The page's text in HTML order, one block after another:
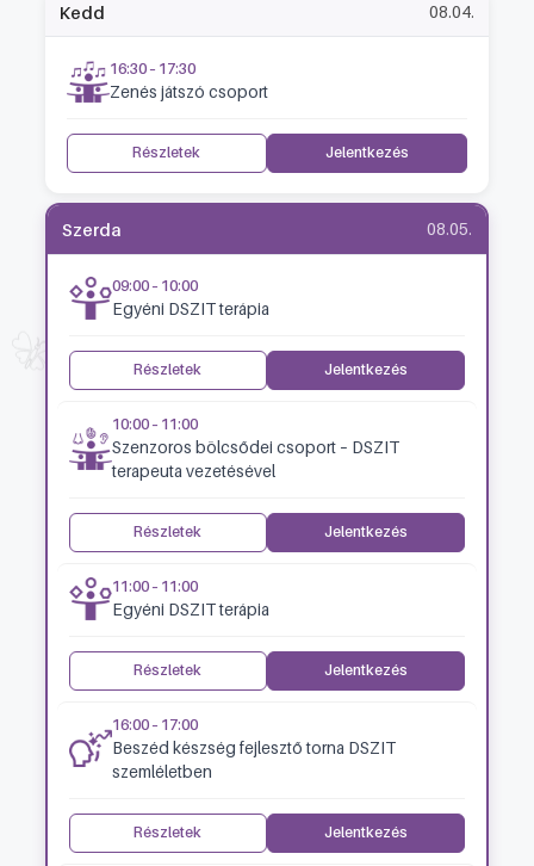
Kedd 08.04.
16:30 – 17:30
Zenés játszó csoport
Részletek Jelentkezés
Szerda 08.05.
09:00 – 10:00
Egyéni DSZIT terápia
Részletek Jelentkezés
10:00 – 11:00
Szenzoros bölcsődei csoport – DSZIT
terapeuta vezetésével
Részletek Jelentkezés
11:00 – 11:00
Egyéni DSZIT terápia
Részletek Jelentkezés
16:00 – 17:00
Beszéd készség fejlesztő torna DSZIT
szemléletben
Részletek Jelentkezés